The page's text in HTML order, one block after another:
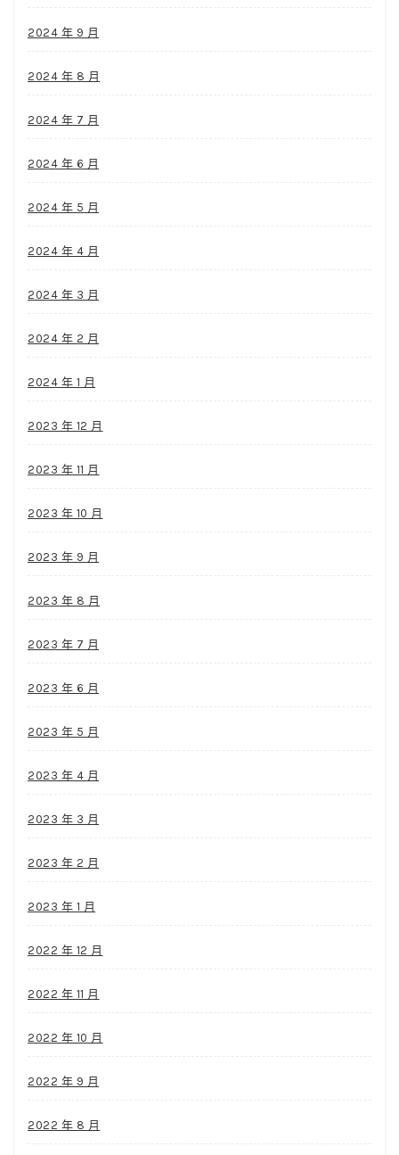
2024 年 9 月
2024 年 8 月
2024 年 7 月
2024 年 6 月
2024 年 5 月
2024 年 4 月
2024 年 3 月
2024 年 2 月
2024 年 1 月
2023 年 12 月
2023 年 11 月
2023 年 10 月
2023 年 9 月
2023 年 8 月
2023 年 7 月
2023 年 6 月
2023 年 5 月
2023 年 4 月
2023 年 3 月
2023 年 2 月
2023 年 1 月
2022 年 12 月
2022 年 11 月
2022 年 10 月
2022 年 9 月
2022 年 8 月